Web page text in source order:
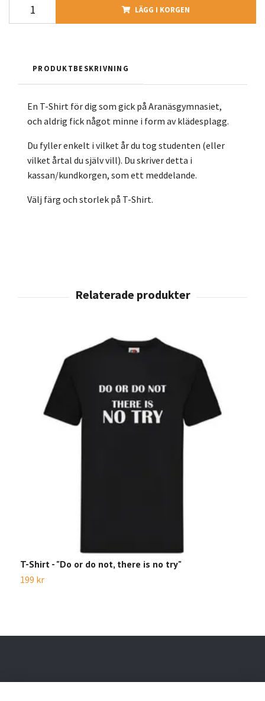
LÄGG I KORGEN
PRODUKTBESKRIVNING
En T-Shirt för dig som gick på Aranäsgymnasiet,
och aldrig fick något minne i form av klädesplagg.
Du fyller enkelt i vilket år du tog studenten (eller
vilket årtal du själv vill). Du skriver detta i
kassan/kundkorgen, som ett meddelande.
Välj färg och storlek på T-Shirt.
T-Shirt - "Do or do not, there is no try"
199 kr